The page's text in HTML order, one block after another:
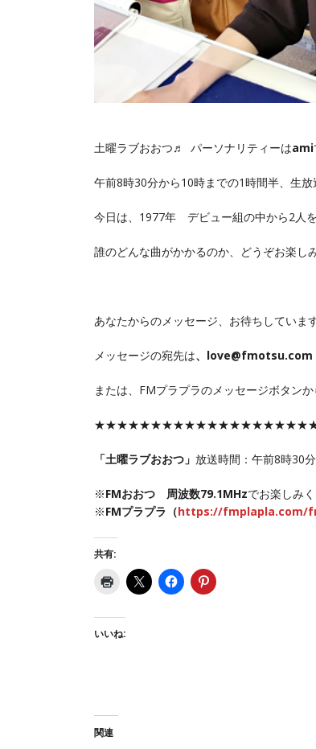
土曜ラブおおつ♬ パーソナリティーはami
午前8時30分から10時までの1時間半、生放
今日は、1977年 デビュー組の中から2人を
誰のどんな曲がかかるのか、どうぞお楽し
あなたからのメッセージ、お待ちしています
メッセージの宛先は、love@fmotsu.com
または、FMプラプラのメッセージボタンか
「土曜ラブおおつ」 放送時間：午前8時30
※FMおおつ 周波数79.1MHzでお楽しみく
※FMプラプラ（https://fmplapla.com/
共有:
いいね:
関連